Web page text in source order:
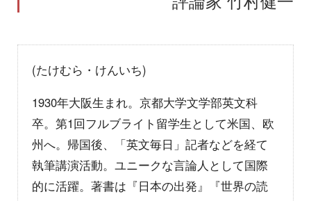
(たけむら・けんいち)
1930年大阪生まれ。京都大学文学部英文科
卒。第1回フルブライト留学生として米国、欧
州へ。帰国後、「英文毎日」記者などを経て
執筆講演活動。ユニークな言論人として国際
的に活躍。著書は『日本の出発』『世界の読